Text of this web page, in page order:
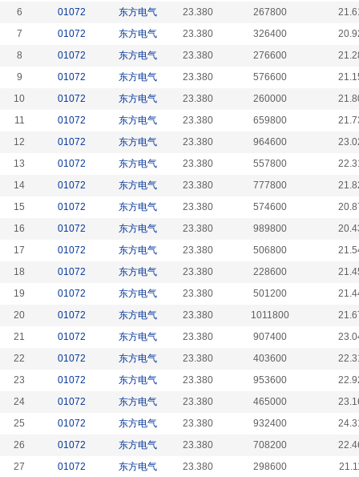
6
01072 东方电气 23.380 267800
7
01072 东方电气 23.380 326400
8
01072 东方电气 23.380 276600
9
01072 东方电气 23.380 576600
10
01072 东方电气 23.380 260000
11
01072 东方电气 23.380 659800
12
01072 东方电气 23.380 964600
13
01072 东方电气 23.380 557800
14
01072 东方电气 23.380 777800
15
01072 东方电气 23.380 574600
16
01072 东方电气 23.380 989800
17
01072 东方电气 23.380 506800
18
01072 东方电气 23.380 228600
19
01072 东方电气 23.380 501200
20
01072 东方电气 23.380 1011800
21
01072 东方电气 23.380 907400
22
01072 东方电气 23.380 403600
23
01072 东方电气 23.380 953600
24
01072 东方电气 23.380 465000
25
01072 东方电气 23.380 932400
26
01072 东方电气 23.380 708200
27
01072 东方电气 23.380 298600